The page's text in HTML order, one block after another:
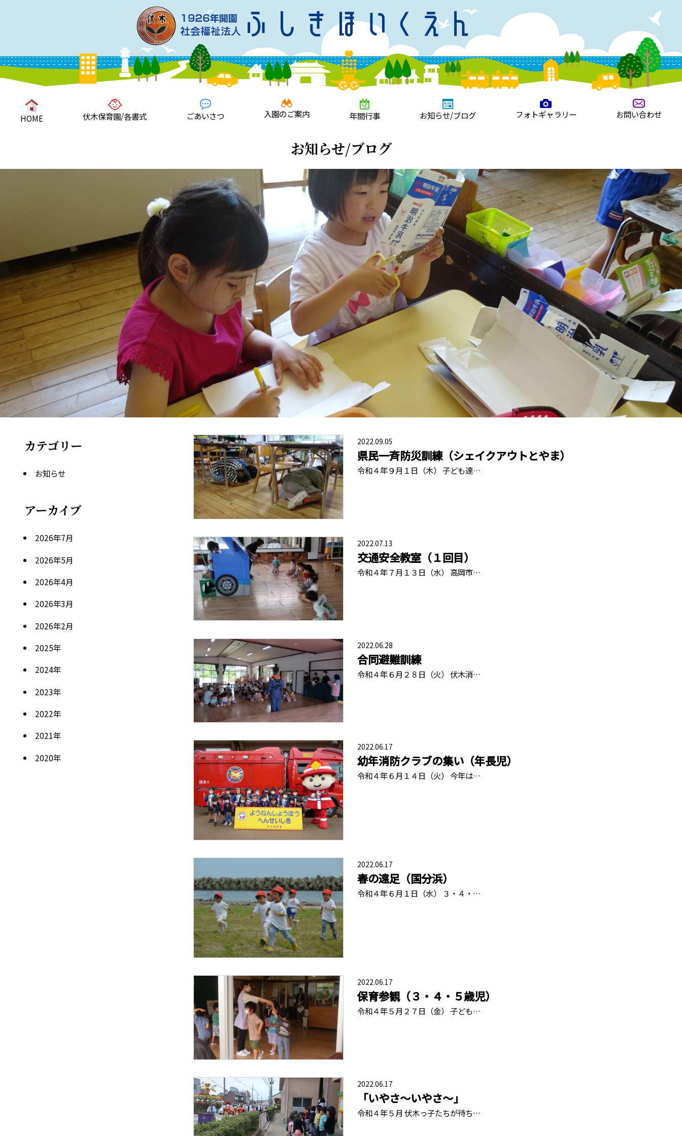
HOME 伏木保育園/各書式 ごあいさつ 入園のご案内 年間行事 お知らせ/ブログ フォトギャラリー お問い合わせ
お知らせ/ブログ
カテゴリー
お知らせ
アーカイブ
2026年7月
2026年5月
2026年4月
2026年3月
2026年2月
2025年
2024年
2023年
2022年
2021年
2020年
2022.09.05
県民一斉防災訓練（シェイクアウトとやま）
令和４年９月１日（木） 子ども達…
2022.07.13
交通安全教室（１回目）
令和４年７月１３日（水） 高岡市…
2022.06.28
合同避難訓練
令和４年６月２８日（火） 伏木消…
2022.06.17
幼年消防クラブの集い（年長児）
令和４年６月１４日（火） 今年は…
2022.06.17
春の遠足（国分浜）
令和４年６月１日（水） ３・４・…
2022.06.17
保育参観（３・４・５歳児）
令和４年５月２７日（金） 子ども…
2022.06.17
「いやさ～いやさ～」
令和４年５月 伏木っ子たちが待ち…